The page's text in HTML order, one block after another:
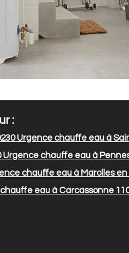
:
Urgence chauffe eau à
Urgence chauffe eau à
chauffe eau à Marolles en
eau à Carcassonne